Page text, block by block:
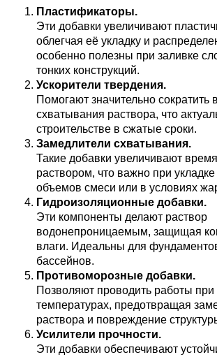
Пластификаторы.
Эти добавки увеличивают
облегчая её укладку и
особенно полезны при заливке
тонких конструкций.
Ускорители твердения.
Помогают значительно сократить
схватывания раствора, что
строительстве в сжатые сроки.
Замедлители схватывания.
Такие добавки увеличивают
раствором, что важно при
объемов смеси или в условиях
Гидроизоляционные добавки.
Эти компоненты делают раствор
водонепроницаемым, защищая
влаги. Идеальны для
бассейнов.
Противоморозные добавки.
Позволяют проводить работы при
температурах, предотвращая
раствора и повреждение
Усилители прочности.
Эти добавки обеспечивают